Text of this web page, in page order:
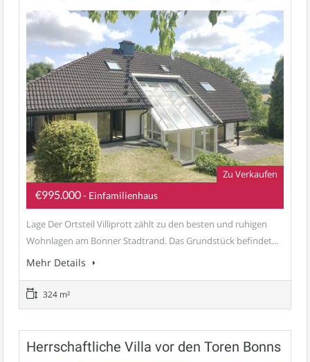
Zu Verkaufen
€995.000- Einfamilienhaus
Lage Der Ortsteil Villiprott zählt zu den besten und ruhigen
Wohnlagen am Bonner Stadtrand. Das Grundstück befindet...
Mehr Details
324 m²
Herrschaftliche Villa vor den Toren Bonns